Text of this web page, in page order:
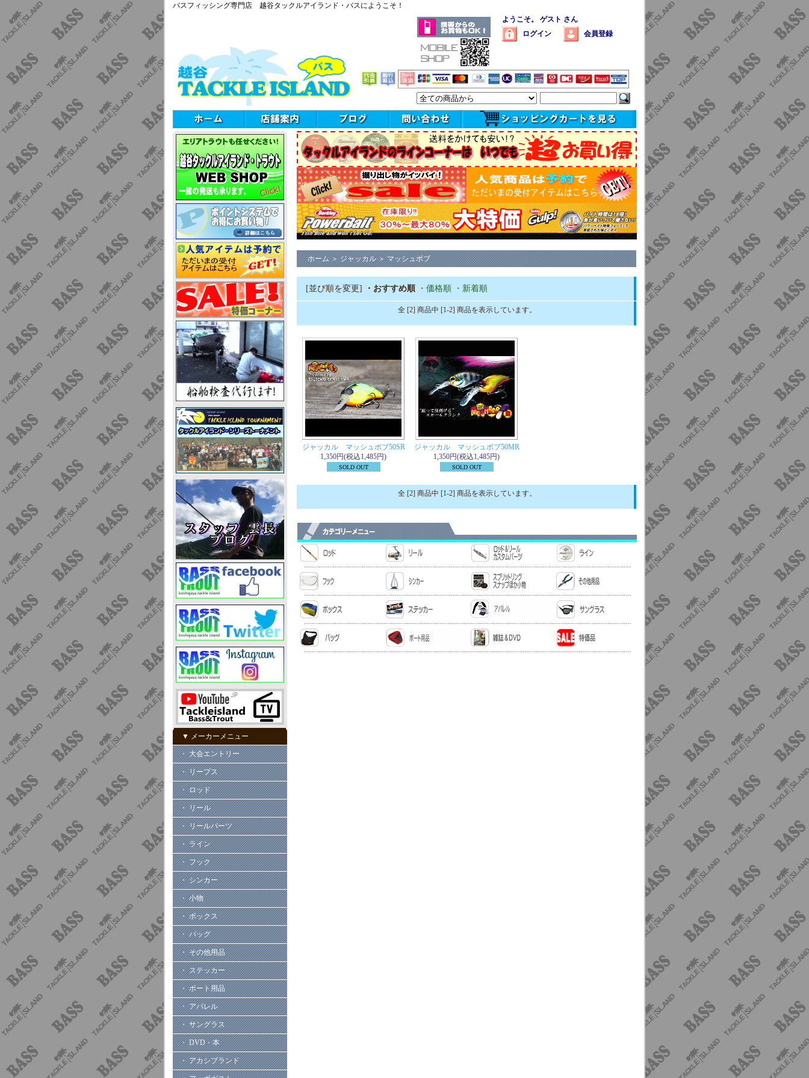
バスフィッシング専門店 越谷タックルアイランド・バスにようこそ！
ようこそ。 ゲスト さん
ログイン
会員登録
▼ メーカーメニュー
・ 大会エントリー
・ リープス
・ ロッド
・ リール
・ リールパーツ
・ ライン
・ フック
・ シンカー
・ 小物
・ ボックス
・ バッグ
・ その他用品
・ ステッカー
・ ボート用品
・ アパレル
・ サングラス
・ DVD・本
・ アカシブランド
ホーム ＞ ジャッカル ＞ マッシュボブ
[並び順を変更] ・おすすめ順 ・価格順 ・新着順
全 [2] 商品中 [1-2] 商品を表示しています。
ジャッカル マッシュボブ50SR
1,350円(税込1,485円)
SOLD OUT
ジャッカル マッシュボブ50MR
1,350円(税込1,485円)
SOLD OUT
全 [2] 商品中 [1-2] 商品を表示しています。